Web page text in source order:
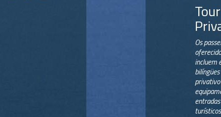
Os
incluem
privativo